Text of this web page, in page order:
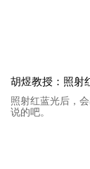
胡煜教授：照射
照射红蓝光后，
说的吧。